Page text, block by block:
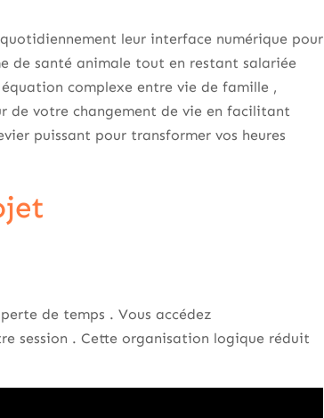
leur interface numérique pour
de santé animale tout en restant salariée
complexe entre vie de famille ,
de votre changement de vie en facilitant
puissant pour transformer vos heures
de temps . Vous accédez
session . Cette organisation logique réduit